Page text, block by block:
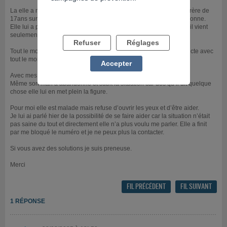
La elle a même pris de l’argent sur le compte jeune de mon petit frère de
17ans sur lequel elle a procuration sans rien ne demander à personne.
Elle lui a pris de l’argent tous les jours depuis vendredi dernier et il vient
seulement de s’en rendre compte.
Tout le monde est en train de s’éloigner d’elle car elle devient infecte avec
tout le monde.
Avec mes sœurs et frères on ne sait plus quoi faire.
Même son mari a abandonné et subit la situation car dès qu’il dit quelque
chose elle lui en met plein la figure.
Pour moi elle est malade mais refuse d’ouvrir les yeux et d’être aider.
Je lui ai parlé hier de la possibilité de se faire aider car la situation n’était
pas saine du tout et directement elle n’a plus voulu me parler. Elle a finit
par me bloqué le numéro et je ne peux plus la contacter.
Si vous avez des solutions je suis preneuse.
Merci
FIL PRÉCÉDENT FIL SUIVANT
1 RÉPONSE
Refuser Réglages
Accepter